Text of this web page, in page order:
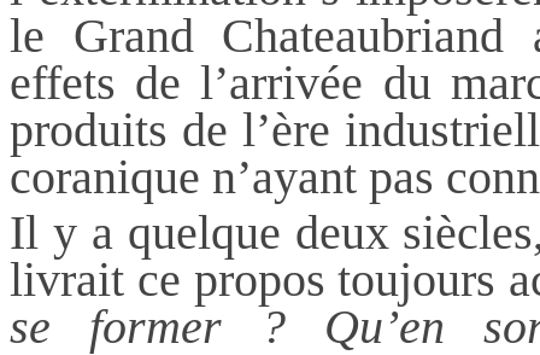
le Grand
effets de l’arrivée du
produits de l’ère
coranique n’ayant pas
Il y a quelque deux
livrait ce propos toujours
se former ? Qu’en